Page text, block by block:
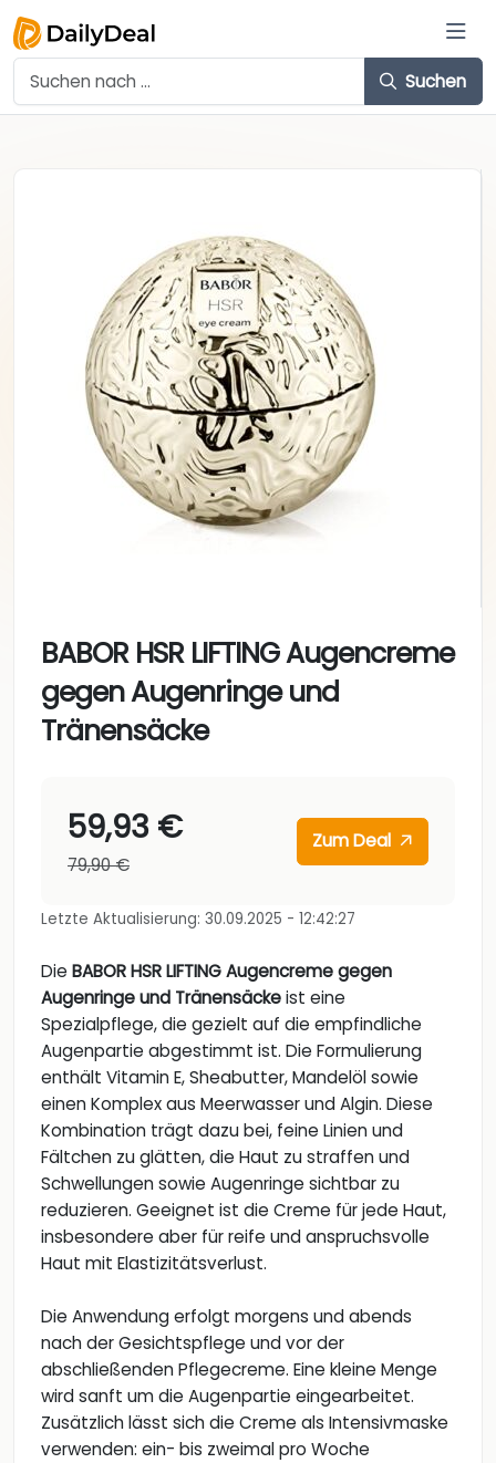
Suchen
BABOR HSR LIFTING Augencreme
gegen Augenringe und
Tränensäcke
59,93 €
79,90 €
Zum Deal
Letzte Aktualisierung: 30.09.2025 - 12:42:27
Die BABOR HSR LIFTING Augencreme gegen
Augenringe und Tränensäckeist eine
Spezialpflege, die gezielt auf die empfindliche
Augenpartie abgestimmt ist. Die Formulierung
enthält Vitamin E, Sheabutter, Mandelöl sowie
einen Komplex aus Meerwasser und Algin. Diese
Kombination trägt dazu bei, feine Linien und
Fältchen zu glätten, die Haut zu straffen und
Schwellungen sowie Augenringe sichtbar zu
reduzieren. Geeignet ist die Creme für jede Haut,
insbesondere aber für reife und anspruchsvolle
Haut mit Elastizitätsverlust.
Die Anwendung erfolgt morgens und abends
nach der Gesichtspflege und vor der
abschließenden Pflegecreme. Eine kleine Menge
wird sanft um die Augenpartie eingearbeitet.
Zusätzlich lässt sich die Creme als Intensivmaske
verwenden: ein- bis zweimal pro Woche